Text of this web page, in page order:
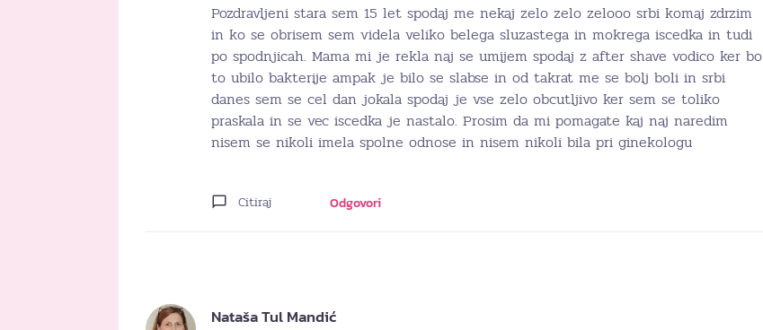
Pozdravljeni stara sem 15 let spodaj me nekaj zelo zelo zelooo srbi komaj zdrzim
in ko se obrisem sem videla veliko belega sluzastega in mokrega iscedka in tudi
po spodnjicah. Mama mi je rekla naj se umijem spodaj z after shave vodico ker bo
to ubilo bakterije ampak je bilo se slabse in od takrat me se bolj boli in srbi
danes sem se cel dan jokala spodaj je vse zelo obcutljivo ker sem se toliko
praskala in se vec iscedka je nastalo. Prosim da mi pomagate kaj naj naredim
nisem se nikoli imela spolne odnose in nisem nikoli bila pri ginekologu
Citiraj Odgovori
Nataša Tul Mandić